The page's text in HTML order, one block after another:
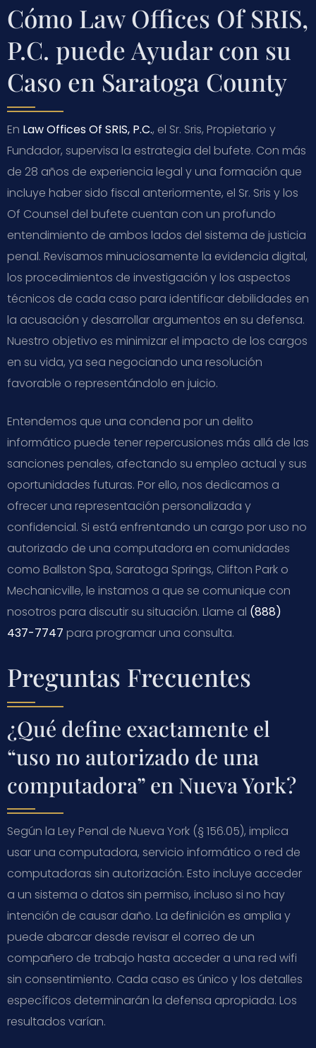
Cómo Law Offices Of SRIS,
P.C. puede Ayudar con su
Caso en Saratoga County
En Law Offices Of SRIS, P.C., el Sr. Sris, Propietario y
Fundador, supervisa la estrategia del bufete. Con más
de 28 años de experiencia legal y una formación que
incluye haber sido fiscal anteriormente, el Sr. Sris y los
Of Counsel del bufete cuentan con un profundo
entendimiento de ambos lados del sistema de justicia
penal. Revisamos minuciosamente la evidencia digital,
los procedimientos de investigación y los aspectos
técnicos de cada caso para identificar debilidades en
la acusación y desarrollar argumentos en su defensa.
Nuestro objetivo es minimizar el impacto de los cargos
en su vida, ya sea negociando una resolución
favorable o representándolo en juicio.
Entendemos que una condena por un delito
informático puede tener repercusiones más allá de las
sanciones penales, afectando su empleo actual y sus
oportunidades futuras. Por ello, nos dedicamos a
ofrecer una representación personalizada y
confidencial. Si está enfrentando un cargo por uso no
autorizado de una computadora en comunidades
como Ballston Spa, Saratoga Springs, Clifton Park o
Mechanicville, le instamos a que se comunique con
nosotros para discutir su situación. Llame al (888)
437-7747 para programar una consulta.
Preguntas Frecuentes
¿Qué define exactamente el
“uso no autorizado de una
computadora” en Nueva York?
Según la Ley Penal de Nueva York (§ 156.05), implica
usar una computadora, servicio informático o red de
computadoras sin autorización. Esto incluye acceder
a un sistema o datos sin permiso, incluso si no hay
intención de causar daño. La definición es amplia y
puede abarcar desde revisar el correo de un
compañero de trabajo hasta acceder a una red wifi
sin consentimiento. Cada caso es único y los detalles
específicos determinarán la defensa apropiada. Los
resultados varían.